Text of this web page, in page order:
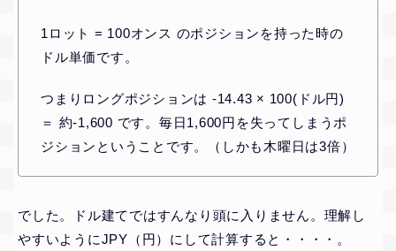
1ロット = 100オンス のポジションを持った時の
ドル単価です。
つまりロングポジションは -14.43 × 100(ドル円)
＝ 約-1,600 です。毎日1,600円を失ってしまうポ
ジションということです。（しかも木曜日は3倍）
でした。ドル建てではすんなり頭に入りません。理解し
やすいようにJPY（円）にして計算すると・・・・。